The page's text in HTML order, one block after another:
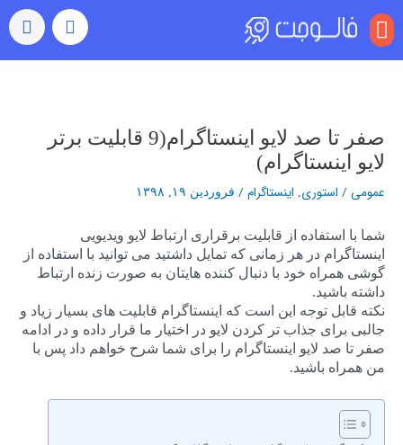
منو
صفر تا صد لایو اینستاگرام(9 قابلیت برتر
لایو اینستاگرام)
عمومی / استوری اینستاگرام / فروردین ۱۹, ۱۳۹۸
شما با استفاده از قابلیت برقراری ارتباط لایو ویدیویی
اینستاگرام در هر زمانی که تمایل داشتید می توانید با استفاده از
گوشی همراه خود با دنبال کننده هایتان به صورت زنده ارتباط
داشته باشید.
نکته قابل توجه این است که اینستاگرام قابلیت های بسیار زیاد و
جالبی برای جذاب تر کردن لایو در اختیار ما قرار داده و در ادامه
صفر تا صد لایو اینستاگرام را برای شما شرح خواهم داد پس با
من همراه باشید.